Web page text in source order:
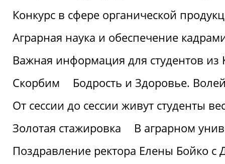
Конкурс в сфере органической
Аграрная наука и обеспечение
Важная информация для студентов из
Скорбим
Бодрость и Здоровье.
От сессии до сессии живут студенты
Золотая стажировка
В аграрном
Поздравление ректора Елены Бойко с